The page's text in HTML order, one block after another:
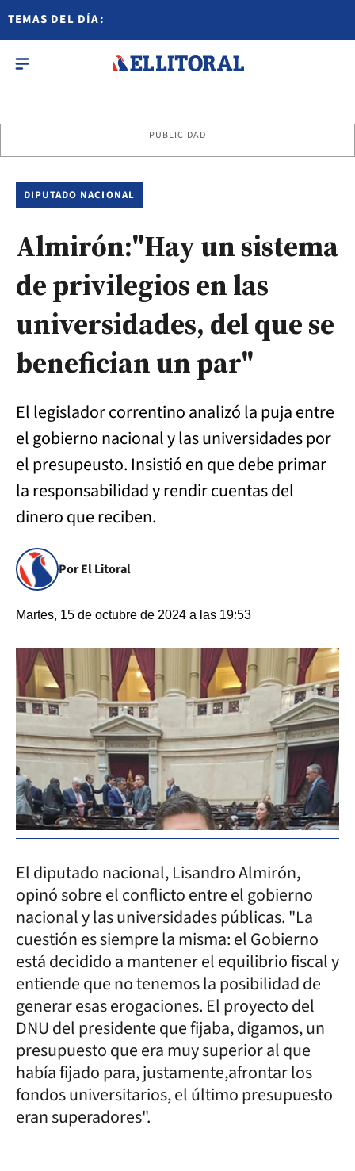
TEMAS DEL DÍA:
PUBLICIDAD
DIPUTADO NACIONAL
Almirón:"Hay un sistema
de privilegios en las
universidades, del que se
benefician un par"
El legislador correntino analizó la puja entre
el gobierno nacional y las universidades por
el presupeusto. Insistió en que debe primar
la responsabilidad y rendir cuentas del
dinero que reciben.
Por El Litoral
Martes, 15 de octubre de 2024 a las 19:53
El diputado nacional, Lisandro Almirón,
opinó sobre el conflicto entre el gobierno
nacional y las universidades públicas. "La
cuestión es siempre la misma: el Gobierno
está decidido a mantener el equilibrio fiscal y
entiende que no tenemos la posibilidad de
generar esas erogaciones. El proyecto del
DNU del presidente que fijaba, digamos, un
presupuesto que era muy superior al que
había fijado para, justamente,afrontar los
fondos universitarios, el último presupuesto
eran superadores".